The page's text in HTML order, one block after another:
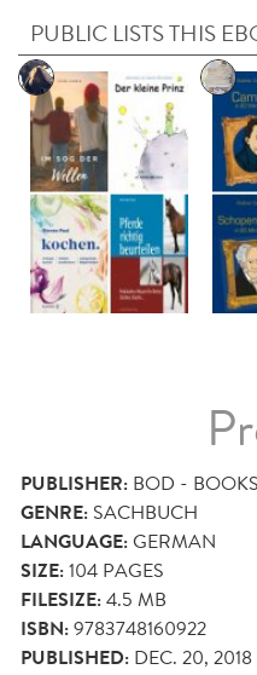
PUBLIC LISTS THIS
PUBLISHER: BOD -
GENRE: SACHBUCH
LANGUAGE:GERMAN
SIZE:104 PAGES
FILESIZE:4.5 MB
ISBN:9783748160922
PUBLISHED: DEC. 20, 2018